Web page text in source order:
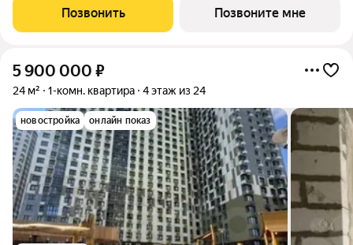
улицу. Новый уровень жизни в Красногорске. Проект
впечатляет архитектурой и
Позвонить Позвоните мне
5 900 000 ₽
24 м² 1-комн. квартира 4 этаж из 24
новостройка онлайн показ